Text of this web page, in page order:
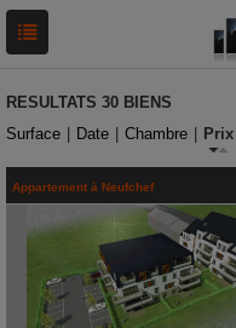
RESULTATS 30 BIENS
Surface
Date Chambre Prix
Appartement à Neufchef